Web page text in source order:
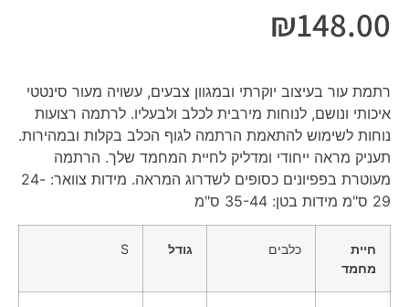
₪148.00
רתמת עור בעיצוב יוקרתי ובמגוון צבעים, עשויה מעור סינטטי
איכותי ונושם, לנוחות מירבית לכלב ולבעליו. לרתמה רצועות
נוחות לשימוש להתאמת הרתמה לגוף הכלב בקלות ובמהירות.
תעניק מראה ייחודי ומדליק לחיית המחמד שלך. הרתמה
מעוטרת בפפיונים כסופים לשדרוג המראה. מידות צוואר: 24-
29 ס"מ מידות בטן: 35-44 ס"מ
חיית
מחמד
כלבים גודל S